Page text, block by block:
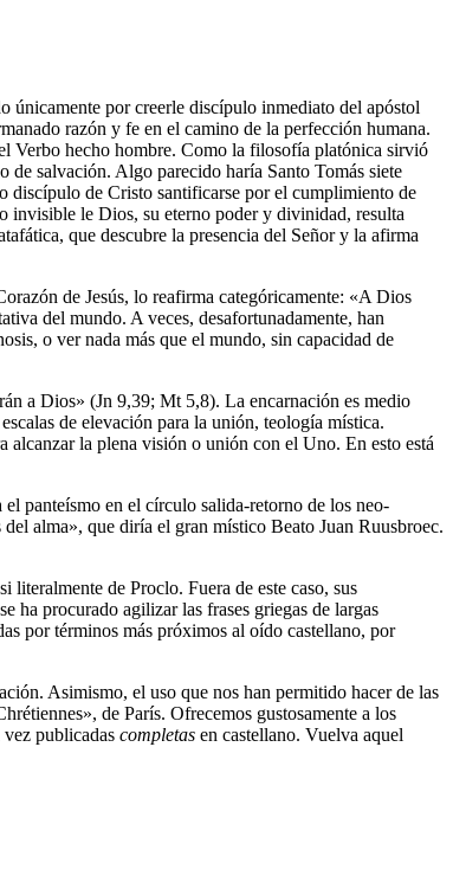
únicamente por creerle discípulo inmediato del apóstol
razón y fe en el camino de la perfección humana.
Verbo hecho hombre. Como la filosofía platónica sirvió
salvación. Algo parecido haría Santo Tomás siete
discípulo de Cristo santificarse por el cumplimiento de
invisible le Dios, su eterno poder y divinidad, resulta
que descubre la presencia del Señor y la afirma
de Jesús, lo reafirma categóricamente: «A Dios
del mundo. A veces, desafortunadamente, han
o ver nada más que el mundo, sin capacidad de
a Dios» (Jn 9,39; Mt 5,8). La encarnación es medio
de elevación para la unión, teología mística.
alcanzar la plena visión o unión con el Uno. En esto está
panteísmo en el círculo salida-retorno de los neo-
alma», que diría el gran místico Beato Juan Ruusbroec.
literalmente de Proclo. Fuera de este caso, sus
ha procurado agilizar las frases griegas de largas
por términos más próximos al oído castellano, por
Asimismo, el uso que nos han permitido hacer de las
de París. Ofrecemos gustosamente a los
publicadas completas en castellano. Vuelva aquel